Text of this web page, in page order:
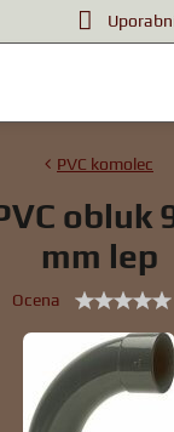
PVC komolec
obluk
mm lep
Ocena